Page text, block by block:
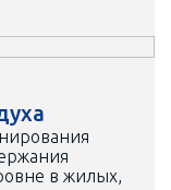
в жилых,